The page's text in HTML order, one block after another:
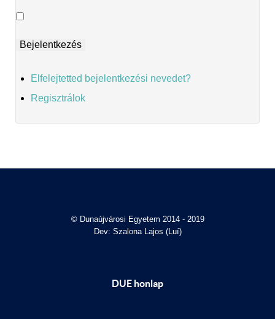
Elfelejtetted bejelentkezési nevedet?
Regisztrálok
© Dunaújvárosi Egyetem 2014 - 2019
Dev: Szalona Lajos (Luí)
DUE honlap